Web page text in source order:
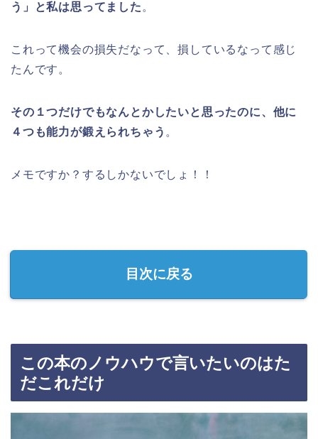
う」と私は思ってました 。
これって機会の損失だなって、損しているなって感じ
たんです。
その１つだけでもなんとかしたいと思ったのに、他に
４つも能力が鍛えられちゃう 。
メモですか？するしかないでしょ！！
目次に戻る
この本のノウハウで言いたいのはた
だこれだけ